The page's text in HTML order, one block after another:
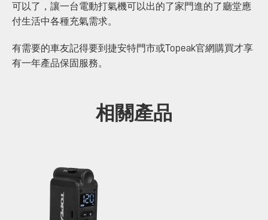
可以了，讓一台電動打氣機可以出的了家門進的了廳堂應
付生活中各種充氣需求。
有需要的車友記得要到捷安特門市或Topeak官網購買才享
有一年產品保固服務。
相關產品